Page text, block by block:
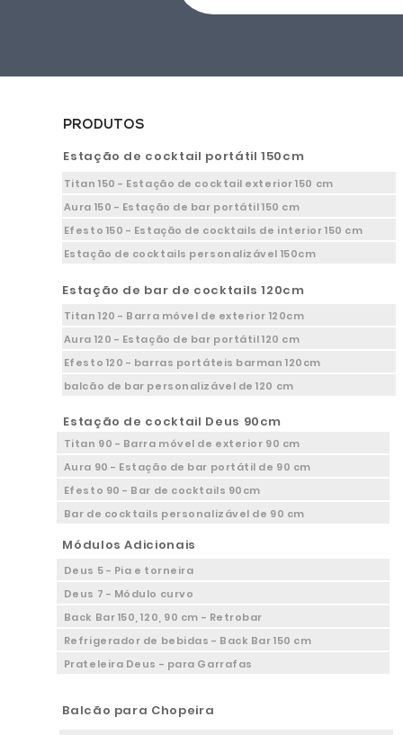
PRODUTOS
Estação de cocktail portátil 150cm
Titan 150 - Estação de cocktail exterior 150 cm
Aura 150 - Estação de bar portátil 150 cm
Efesto 150 - Estação de cocktails de interior 150 cm
Estação de cocktails personalizável 150cm
Estação de bar de cocktails 120cm
Titan 120 - Barra móvel de exterior 120cm
Aura 120 - Estação de bar portátil 120 cm
Efesto 120 - barras portáteis barman 120cm
balcão de bar personalizável de 120 cm
Estação de cocktail Deus 90cm
Titan 90 - Barra móvel de exterior 90 cm
Aura 90 - Estação de bar portátil de 90 cm
Efesto 90 - Bar de cocktails 90cm
Bar de cocktails personalizável de 90 cm
Módulos Adicionais
Deus 5 - Pia e torneira
Deus 7 - Módulo curvo
Back Bar 150, 120, 90 cm - Retrobar
Refrigerador de bebidas - Back Bar 150 cm
Prateleira Deus - para Garrafas
Balcão para Chopeira